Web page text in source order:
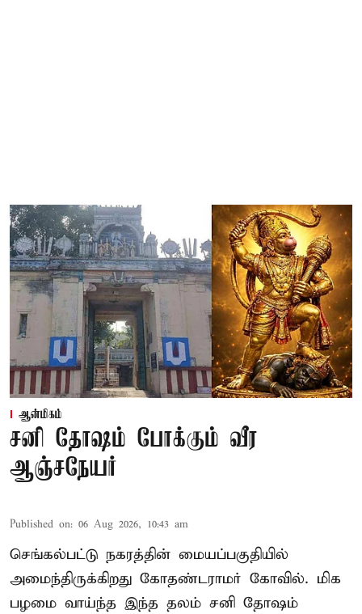
ஆன்மிகம்
சனி தோஷம் போக்கும் வீர
ஆஞ்சநேயர்
Published on: 06 Aug 2026, 10:43 am
செங்கல்பட்டு நகரத்தின் மையப்பகுதியில்
அமைந்திருக்கிறது கோதண்டராமர் கோவில். மிக
பழமை வாய்ந்த இந்த தலம் சனி தோஷம்